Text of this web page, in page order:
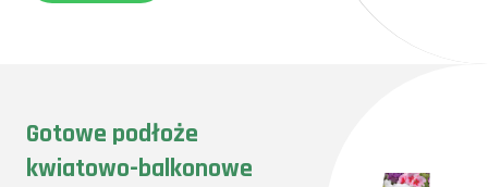
Gotowe podłoże
kwiatowo-balkonowe